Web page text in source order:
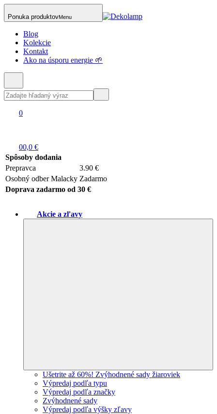
Ponuka produktovMenu
Blog
Kolekcie
Kontakt
Ako na úsporu energie 🌱
0
00,0 €
Spôsoby dodania
Prepravca
3.90 €
Osobný odber Malacky Zadarmo
Doprava zadarmo od 30 €
Akcie a zľavy
Ušetrite až 60%! Zvýhodnené sady žiaroviek
Výpredaj podľa typu
Výpredaj podľa značky
Zvýhodnené sady
Výpredaj podľa výšky zľavy